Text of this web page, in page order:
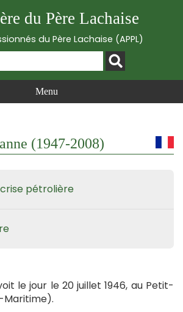
du Père Lachaise
du Père Lachaise (APPL)
Menu
(1947-2008)
pétrolière
le jour le 20 juillet 1946, au Petit-
Maritime).